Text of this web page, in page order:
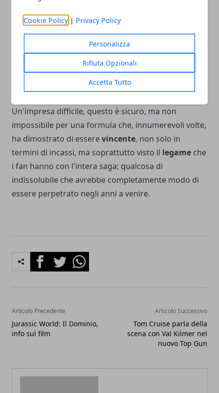
Cookie Policy | Privacy Policy
Personalizza
Rifiuta Opzionali
Accetta Tutto
Scream 6 potrebbe, potenzialmente, aprire scenari
completamente
l'intera operazione verso orizzonti ancor più
Si tratterà, sicuramente, di un progetto ambizioso,
vista la mole di novità in contrasto col desiderio della
produzione di rimanere fedele all'idea originale del
Un'impresa difficile, questo è sicuro, ma non
impossibile per una formula che, innumerevoli volte,
ha dimostrato di esserevincente, non solo in
termini di incassi, ma soprattutto visto il legame che
i fan hanno con l'intera saga; qualcosa di
indissolubile che avrebbe completamente modo di
essere perpetrato negli anni a venire.
FacebookTwitterWhatsapp
Articolo Precedente
Jurassic World: Il Dominio,
info sul film
Articolo Successivo
Tom Cruise parla della
scena con Val Kilmer nel
nuovo Top Gun